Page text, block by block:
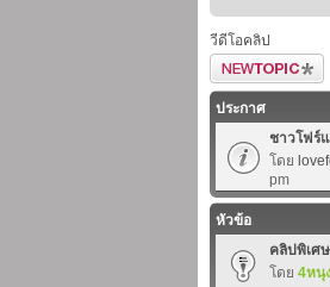
วีดีโอคลิป
ตั้งกระทู้ใหม่
ประกาศ
ชาวโฟร์
โดย
pm
หัวข้อ
คลิปพิเศ
โดย 4หนุ